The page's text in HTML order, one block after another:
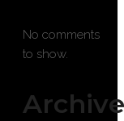
No comments
to show.